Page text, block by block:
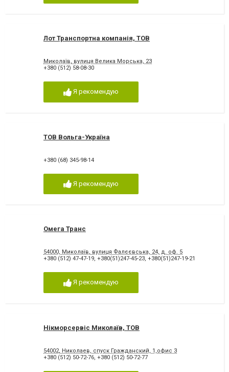
Лот Транспортна компанія, ТОВ
Миколаїв, вулиця Велика Морська, 23
+380 (512) 58-08-30
Я рекомендую
ТОВ Вольга-Україна
+380 (68) 345-98-14
Я рекомендую
Омега Транс
54000, Миколаїв, вулиця Фалєєвська, 24, д. оф. 5
+380 (512) 47-47-19, +380(51)247-45-23, +380(51)247-19-21
Я рекомендую
Нікморсервіс Миколаїв, ТОВ
54002, Николаев, спуск Гражданский, 1,офис 3
+380 (512) 50-72-76, +380 (512) 50-72-77